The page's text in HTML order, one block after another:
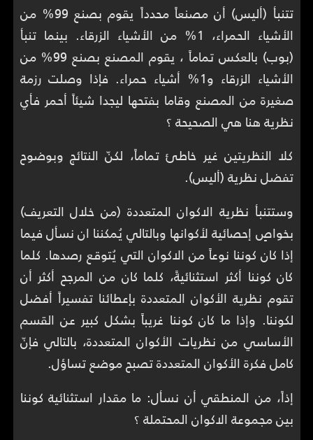
تتنبأ (أليس) أن مصنعاً محدداً يقوم بصنع 99% من
الأشياء الحمراء، 1% من الأشياء الزرقاء. بينما تنبأ
(بوب) بالعكس تماماً ، يقوم المصنع بصنع 99% من
الأشياء الزرقاء و1% أشياء حمراء. فإذا وصلت رزمة
صغيرة من المصنع وقاما بفتحها ليجدا شيئاً أحمر فأي
نظرية هنا هي الصحيحة ؟
كلا النظريتين غير خاطئ تماماً، لكنّ النتائج وبوضوح
تفضل نظرية (أليس).
وستتنبأ نظرية الاكوان المتعددة (من خلال التعريف)
بخواصٍ إحصائية لأكوانها وبالتالي يُمكننا ان نسأل فيما
إذا كان كوننا نوعاً من الاكوان التي يُتوقع رصدها. كلما
كان كوننا أكثر استثنائيةً، كلما كان من المرجح أكثر أن
تقوم نظرية الأكوان المتعددة بإعطائنا تفسيراً أفضل
لكوننا. وإذا ما كان كوننا غريباً بشكل كبير عن القسم
الأساسي من نظريات الأكوان المتعددة، بالتالي فإنّ
كامل فكرة الأكوان المتعددة تصبح موضع تساؤل.
إذاً، من المنطقي أن نسأل: ما مقدار استثنائية كوننا
بين مجموعة الاكوان المحتملة ؟